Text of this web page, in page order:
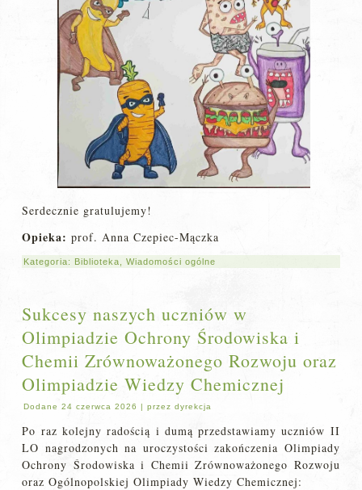
Serdecznie gratulujemy!
Opieka: prof. Anna Czepiec-Mączka
Kategoria: Biblioteka ,Wiadomości ogólne
Sukcesy naszych uczniów w
Olimpiadzie Ochrony Środowiska i
Chemii Zrównoważonego Rozwoju oraz
Olimpiadzie Wiedzy Chemicznej
Dodane 24 czerwca 2026 |przez dyrekcja
Po raz kolejny radością i dumą przedstawiamy uczniów II
LO nagrodzonych na uroczystości zakończenia Olimpiady
Ochrony Środowiska i Chemii Zrównoważonego Rozwoju
oraz Ogólnopolskiej Olimpiady Wiedzy Chemicznej: